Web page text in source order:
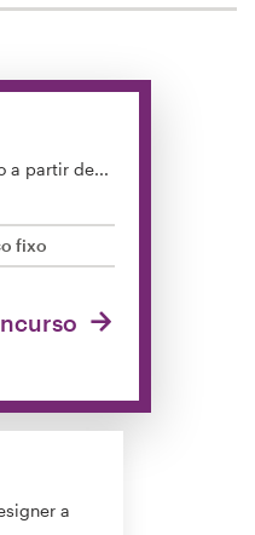
a partir de...
fixo
a